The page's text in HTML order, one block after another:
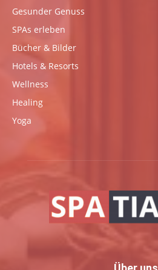
Gesunder Genuss
SPAs erleben
Bücher & Bilder
Hotels & Resorts
Wellness
Healing
Yoga